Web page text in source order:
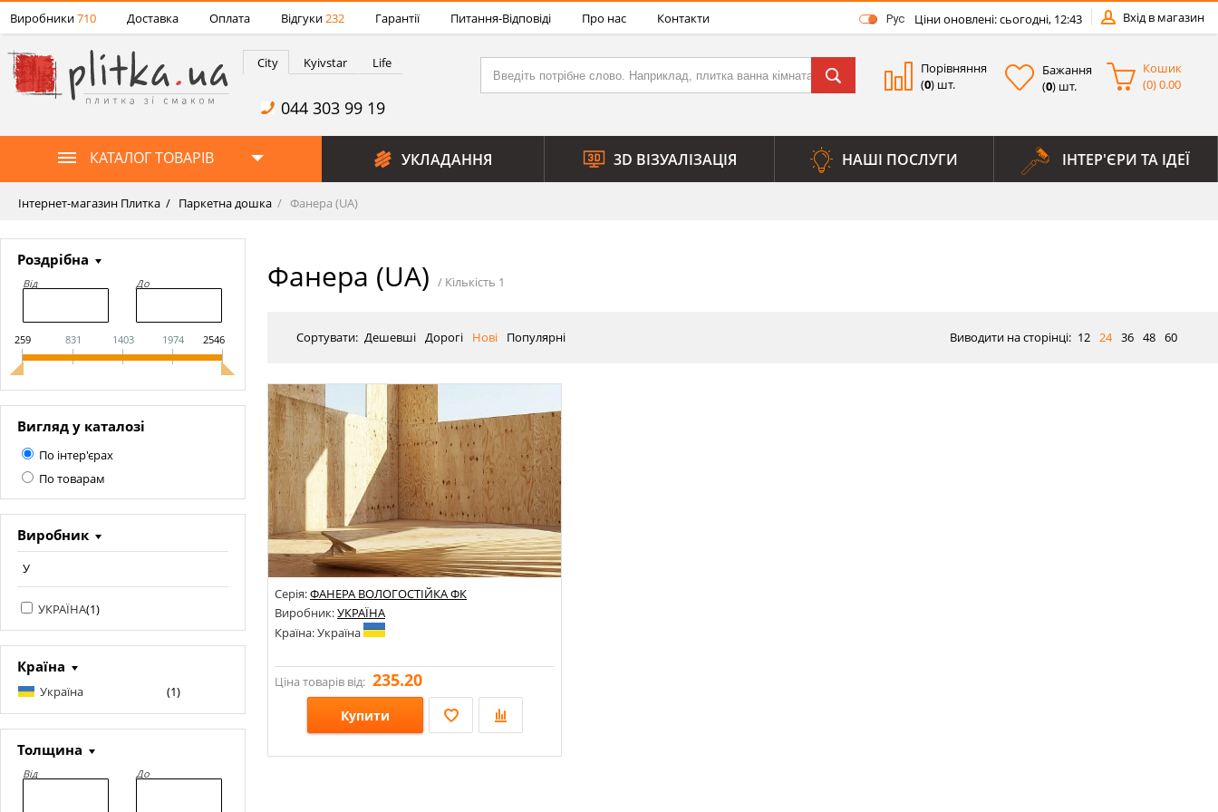
Виробники710 Доставка Оплата Відгуки232 Гарантії Питання-Відповіді Про нас Контакти Ціни оновлені: сьогодні, 12:43 Вхід в магазин
Рус
City Kyivstar Life
044 303 99 19
Порівняння
(0) шт.
Бажання
(0) шт.
Кошик
(0)0.00
КАТАЛОГ ТОВАРІВ УКЛАДАННЯ 3D ВІЗУАЛІЗАЦІЯ НАШІ ПОСЛУГИ ІНТЕР'ЄРИ ТА ІДЕЇ
Інтернет-магазин Плитка Паркетна дошка Фанера (UA)
Роздрібна
Від До
259 831 1403 1974 2546
Вигляд у каталозі
По інтер'єрах
По товарам
Виробник
У
УКРАЇНА(1)
Країна
Україна (1)
Толщина
Від До
Фанера (UA)
Сортувати: Дешевші Дорогі Нові Популярні Виводити на сторінці: 12 24 36 48 60
Серія:ФАНЕРА ВОЛОГОСТІЙКА ФК
Виробник:УКРАЇНА
Країна: Україна
Ціна товарів від: 235.20
Купити
Розміри: 1525х1525;